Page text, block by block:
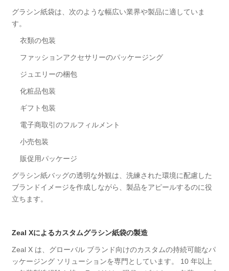
グラシン紙袋は、次のような幅広い業界や製品に適していま
す。
衣類の包装
ファッションアクセサリーのパッケージング
ジュエリーの梱包
化粧品包装
ギフト包装
電子商取引のフルフィルメント
小売包装
販促用パッケージ
グラシン紙バッグの透明な外観は、洗練された環境に配慮した
ブランドイメージを作成しながら、製品をアピールするのに役
立ちます。
Zeal Xによるカスタムグラシン紙袋の製造
Zeal X は、グローバル ブランド向けのカスタムの持続可能なパ
ッケージング ソリューションを専門としています。 10 年以上